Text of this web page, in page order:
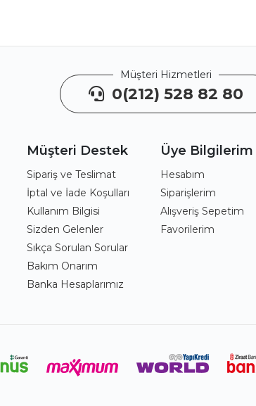
Müşteri Hizmetleri
0(212) 528 82 80
Müşteri Destek
Sipariş ve Teslimat
İptal ve İade Koşulları
Kullanım Bilgisi
Sizden Gelenler
Sıkça Sorulan Sorular
Bakım Onarım
Banka Hesaplarımız
Üye Bilgilerim
Hesabım
Siparişlerim
Alışveriş Sepetim
Favorilerim